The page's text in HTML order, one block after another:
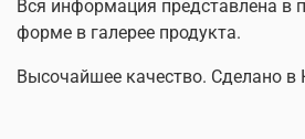
Вся информация представлена в
форме в галерее продукта.
Высочайшее качество. Сделано в